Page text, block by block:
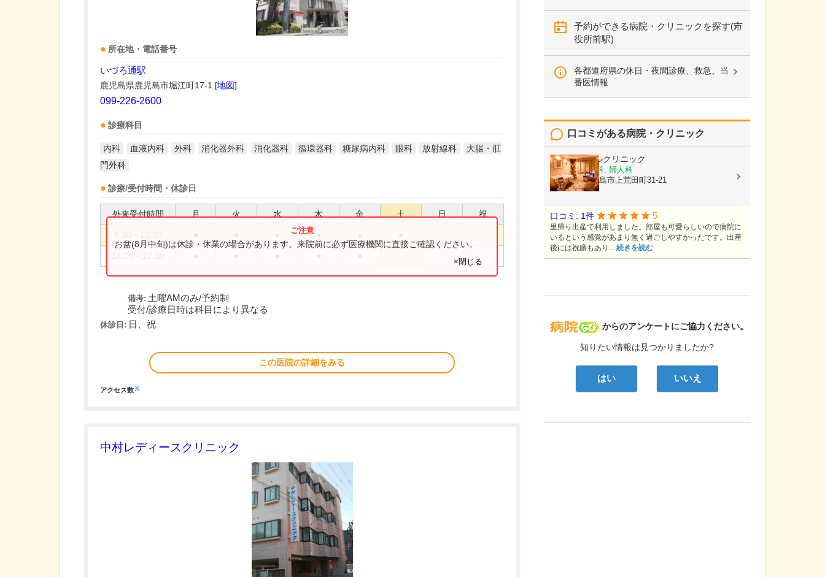
所在地・電話番号
いづろ通駅
鹿児島県鹿児島市堀江町17-1 [地図]
099-226-2600
診療科目
内科 血液内科 外科 消化器外科 消化器科 循環器科 糖尿病内科 眼科 放射線科
大腸・肛
門外科
診療/受付時間・休診日
外来受付時間 月 火 水 木 金 土 日 祝
お盆(8月中旬)は休診・休業の場合があります。来院前に必ず医療機関に直接ご確認ください。
×閉じる
備考: 土曜AMのみ/予約制
受付/診療日時は科目により異なる
休診日: 日、祝
この医院の詳細をみる
アクセス数※
中村レディースクリニック
予約ができる病院・クリニックを探す(市
役所前駅)
各都道府県の休日・夜間診療、救急、当
番医情報
病院なび
からのアンケートにご協力ください。
知りたい情報は見つかりましたか?
はい いいえ
口コミがある病院・クリニック
平野エンゼルクリニック
産婦人科, 産科, 婦人科
鹿児島県鹿児島市上荒田町31-21
口コミ: 1件 5
里帰り出産で利用しました。部屋も可愛らしいので病院に
いるという感覚があまり無く過ごしやすかったです。出産
後には祝膳もあり... 続きを読む